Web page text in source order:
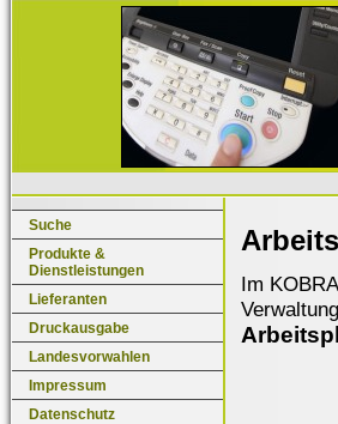
Suche
Produkte &
Dienstleistungen
Lieferanten
Druckausgabe
Landesvorwahlen
Impressum
Datenschutz
Im